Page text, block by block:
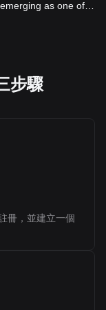
to function
layer, which may
cross-chain
without
introduced
pool of users
under scale, and
a Layer 2 built on
staking,
any legal entity. Its
ecosystem.
步驟
冊，並建立一個